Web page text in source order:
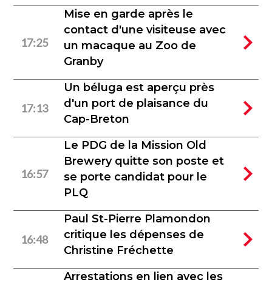
17:25
Mise en garde après le
contact d'une visiteuse avec
un macaque au Zoo de
Granby
17:13
Un béluga est aperçu près
d'un port de plaisance du
Cap-Breton
16:57
Le PDG de la Mission Old
Brewery quitte son poste et
se porte candidat pour le
PLQ
16:48
Paul St-Pierre Plamondon
critique les dépenses de
Christine Fréchette
Arrestations en lien avec les